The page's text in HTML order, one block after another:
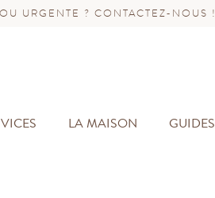
URGENTE ? CONTACTEZ-NOUS !
LA MAISON GUIDES